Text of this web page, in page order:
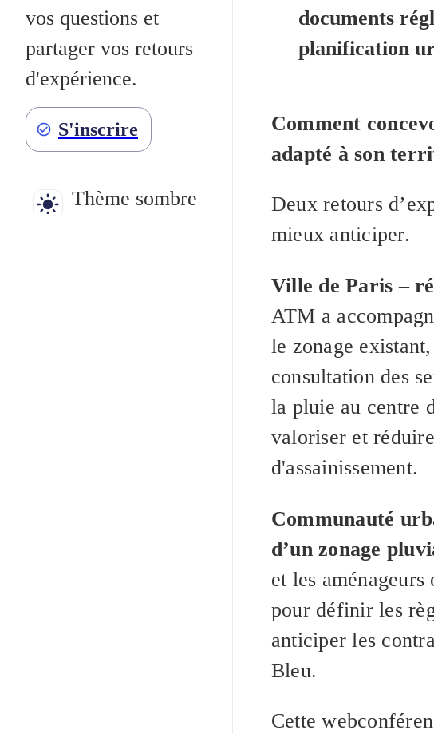
vos questions et
partager vos retours
d'expérience.
S'inscrire
Thème sombre
documents
planification
Comment
adapté à son
Deux retours
mieux anticiper.
Ville de Paris –
ATM a
le zonage
consultation des
la pluie au centre
valoriser et
d'assainissement.
Communauté
d’un zonage
et les
pour définir les
anticiper les
Bleu.
Cette